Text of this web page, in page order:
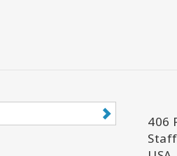
406